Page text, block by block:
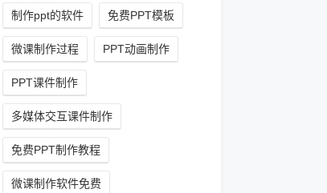
制作ppt的软件 免费PPT模板
微课制作过程 PPT动画制作
PPT课件制作
多媒体交互课件制作
免费PPT制作教程
微课制作软件免费